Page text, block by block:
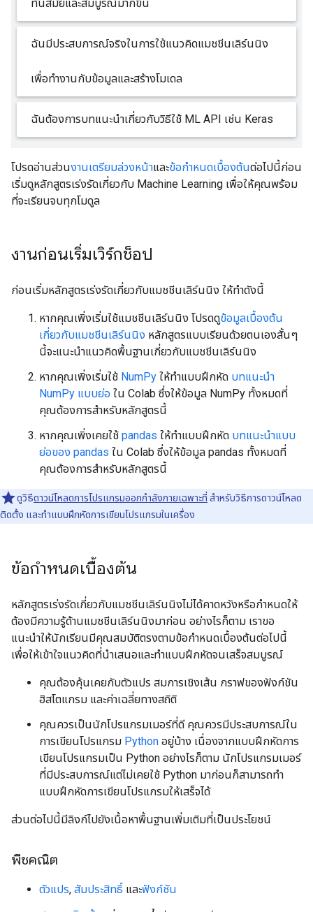
ทันสมัยและสมบูรณ์มากขึ้น
ฉันมีประสบการณ์จริงในการใช้แนวคิดแมชชีนเลิร์นนิง
เพื่อทํางานกับข้อมูลและสร้างโมเดล
ฉันต้องการบทแนะนำเกี่ยวกับวิธีใช้ ML API เช่น Keras
โปรดอ่านส่วนงานเตรียมล่วงหน้าและข้อกําหนดเบื้องต้นต่อไปนี้ก่อน
เริ่มดูหลักสูตรเร่งรัดเกี่ยวกับ Machine Learning เพื่อให้คุณพร้อม
ที่จะเรียนจบทุกโมดูล
งานก่อนเริ่มเวิร์กช็อป
ก่อนเริ่มหลักสูตรเร่งรัดเกี่ยวกับแมชชีนเลิร์นนิง ให้ทําดังนี้
หากคุณเพิ่งเริ่มใช้แมชชีนเลิร์นนิง โปรดดูข้อมูลเบื้องต้น
เกี่ยวกับแมชชีนเลิร์นนิง หลักสูตรแบบเรียนด้วยตนเองสั้นๆ
นี้จะแนะนำแนวคิดพื้นฐานเกี่ยวกับแมชชีนเลิร์นนิง
หากคุณเพิ่งเริ่มใช้ NumPy ให้ทำแบบฝึกหัด บทแนะนำ
NumPy แบบย่อ ใน Colab ซึ่งให้ข้อมูล NumPy ทั้งหมดที่
คุณต้องการสำหรับหลักสูตรนี้
หากคุณเพิ่งเคยใช้ pandas ให้ทำแบบฝึกหัด บทแนะนำแบบ
ย่อของ pandas ใน Colab ซึ่งให้ข้อมูล pandas ทั้งหมดที่
คุณต้องการสำหรับหลักสูตรนี้
ดูวิธีดาวน์โหลดการโปรแกรมออกกําลังกายเฉพาะที่ สําหรับวิธีการดาวน์โหลด
ติดตั้ง และทําแบบฝึกหัดการเขียนโปรแกรมในเครื่อง
ข้อกำหนดเบื้องต้น
หลักสูตรเร่งรัดเกี่ยวกับแมชชีนเลิร์นนิงไม่ได้คาดหวังหรือกำหนดให้
ต้องมีความรู้ด้านแมชชีนเลิร์นนิงมาก่อน อย่างไรก็ตาม เราขอ
แนะนำให้นักเรียนมีคุณสมบัติตรงตามข้อกําหนดเบื้องต้นต่อไปนี้
เพื่อให้เข้าใจแนวคิดที่นำเสนอและทำแบบฝึกหัดจนเสร็จสมบูรณ์
คุณต้องคุ้นเคยกับตัวแปร สมการเชิงเส้น กราฟของฟังก์ชัน
ฮิสโตแกรม และค่าเฉลี่ยทางสถิติ
คุณควรเป็นนักโปรแกรมเมอร์ที่ดี คุณควรมีประสบการณ์ใน
การเขียนโปรแกรม Python อยู่บ้าง เนื่องจากแบบฝึกหัดการ
เขียนโปรแกรมเป็น Python อย่างไรก็ตาม นักโปรแกรมเมอร์
ที่มีประสบการณ์แต่ไม่เคยใช้ Python มาก่อนก็สามารถทำ
แบบฝึกหัดการเขียนโปรแกรมให้เสร็จได้
ส่วนต่อไปนี้มีลิงก์ไปยังเนื้อหาพื้นฐานเพิ่มเติมที่เป็นประโยชน์
พีชคณิต
ตัวแปร, สัมประสิทธิ์ และฟังก์ชัน